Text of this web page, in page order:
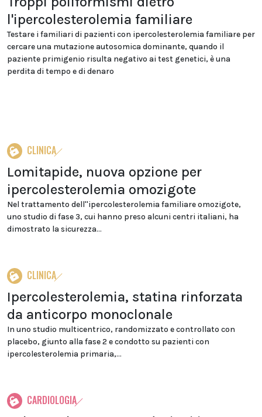
l'ipercolesterolemia familiare
Testare i familiari di pazienti con ipercolesterolemia familiare per
cercare una mutazione autosomica dominante, quando il
paziente primigenio risulta negativo ai test genetici, è una
perdita di tempo e di denaro
CLINICA
Lomitapide, nuova opzione per
ipercolesterolemia omozigote
Nel trattamento dell''ipercolesterolemia familiare omozigote,
uno studio di fase 3, cui hanno preso alcuni centri italiani, ha
dimostrato la sicurezza...
CLINICA
Ipercolesterolemia, statina rinforzata
da anticorpo monoclonale
In uno studio multicentrico, randomizzato e controllato con
placebo, giunto alla fase 2 e condotto su pazienti con
ipercolesterolemia primaria,...
CARDIOLOGIA